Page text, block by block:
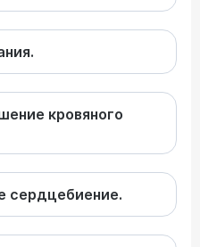
кровяного
сердцебиение.